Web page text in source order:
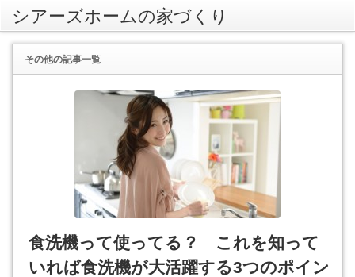
シアーズホームの家づくり
その他の記事一覧
食洗機って使ってる？ これを知って
いれば食洗機が大活躍する3つのポイン